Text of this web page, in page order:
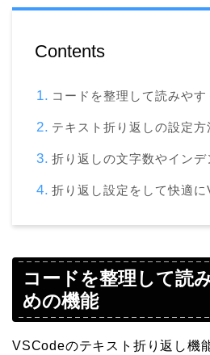
Contents
コードを整理して読みや
テキスト折り返しの設定方
折り返しの文字数やインデ
折り返し設定をして快適に
コードを整理して読
めの機能
VSCodeのテキスト折り返し機